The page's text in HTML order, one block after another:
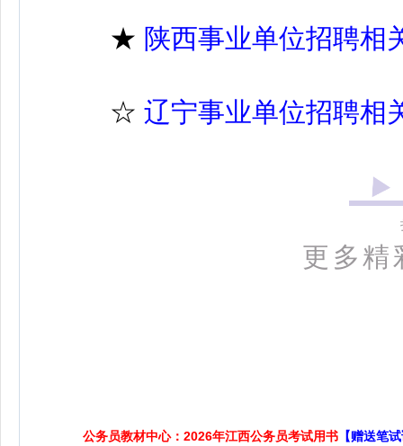
★ 陕西事业单位招聘相
☆ 辽宁事业单位招聘相
更多精
公务员教材中心：2026年江西公务员考试用书 【赠送笔